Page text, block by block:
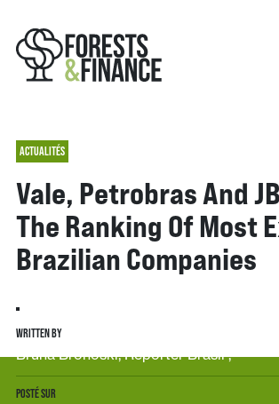
ACTUALITÉS
Vale, Petrobras And
The Ranking Of Most
Brazilian Companies
WRITTEN BY
Bruna Bronoski, Reporter Brasil ,
POSTÉ SUR